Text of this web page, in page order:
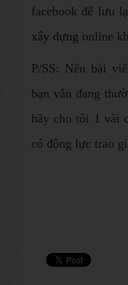
facebook để lưu
xây dựng online
P/SS: Nếu bài
bạn vẫn đang
hãy cho tôi 1 vài
có động lực trao